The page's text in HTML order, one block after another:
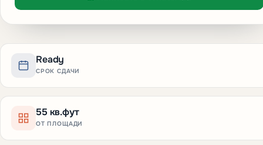
Ready
СРОК СДАЧИ
55 кв.фут
ОТ ПЛОЩАДИ